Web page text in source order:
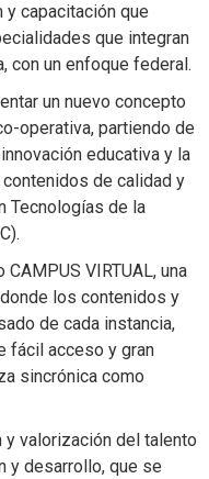
capacitación que
que integran
con un enfoque federal.
un nuevo concepto
operativa, partiendo de
educativa y la
de calidad y
Tecnologías de la
VIRTUAL, una
los contenidos y
de cada instancia,
fácil acceso y gran
sincrónica como
valorización del talento
y desarrollo, que se